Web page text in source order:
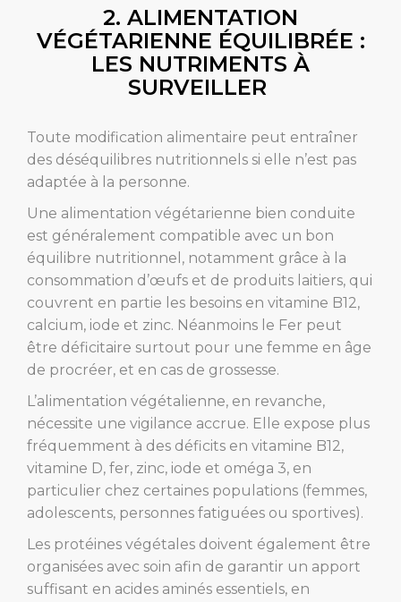
2. ALIMENTATION
VÉGÉTARIENNE ÉQUILIBRÉE :
LES NUTRIMENTS À
SURVEILLER
Toute modification alimentaire peut entraîner
des déséquilibres nutritionnels si elle n’est pas
adaptée à la personne.
Une alimentation végétarienne bien conduite
est généralement compatible avec un bon
équilibre nutritionnel, notamment grâce à la
consommation d’œufs et de produits laitiers, qui
couvrent en partie les besoins en vitamine B12,
calcium, iode et zinc. Néanmoins le Fer peut
être déficitaire surtout pour une femme en âge
de procréer, et en cas de grossesse.
L’alimentation végétalienne, en revanche,
nécessite une vigilance accrue. Elle expose plus
fréquemment à des déficits en vitamine B12,
vitamine D, fer, zinc, iode et oméga 3, en
particulier chez certaines populations (femmes,
adolescents, personnes fatiguées ou sportives).
Les protéines végétales doivent également être
organisées avec soin afin de garantir un apport
suffisant en acides aminés essentiels, en